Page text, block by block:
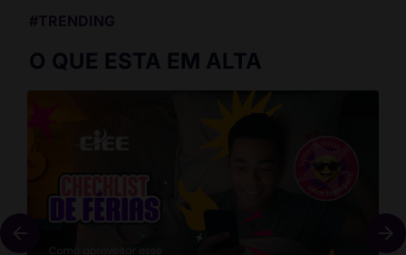
#TRENDING
O QUE ESTA EM ALTA